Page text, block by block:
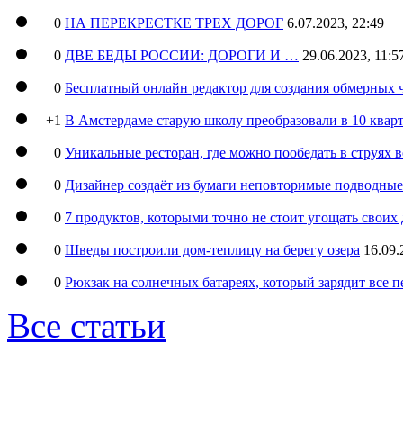
0 НА ПЕРЕКРЕСТКЕ ТРЕХ ДОРОГ 6.07.2023, 22:49
0 ДВЕ БЕДЫ РОССИИ: ДОРОГИ И … 29.06.2023,
0 Бесплатный онлайн редактор для создания обмерных
+1 В Амстердаме старую школу преобразовали в 10
0 Уникальные ресторан, где можно пообедать в струях
0 Дизайнер создаёт из бумаги неповторимые
0 7 продуктов, которыми точно не стоит угощать
0 Шведы построили дом-теплицу на берегу озера
0 Рюкзак на солнечных батареях, который зарядит все
Все статьи